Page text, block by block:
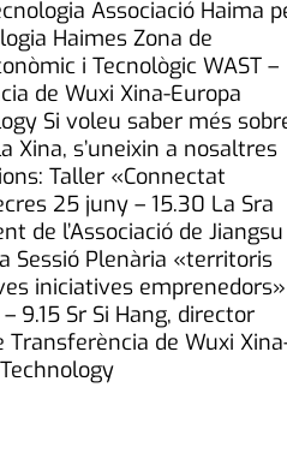
Associació Haima
Haimes Zona de
i Tecnològic WAST –
de Wuxi Xina-Europa
Si voleu saber més
Xina, s’uneixin a nosaltres
Taller «Connectat
25 juny – 15.30 La Sra
de l’Associació de Jiangsu
Sessió Plenària «territoris
iniciatives
9.15 Sr Si Hang, director
Transferència de Wuxi